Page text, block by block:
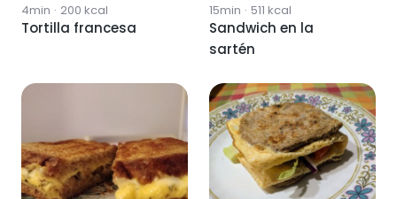
4min · 200 kcal
Tortilla francesa
15min · 511 kcal
Sandwich en la
sartén